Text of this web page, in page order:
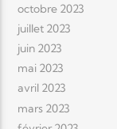
octobre 2023
juillet 2023
juin 2023
mai 2023
avril 2023
mars 2023